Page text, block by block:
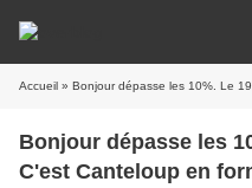
Accueil » Bonjour dépasse les 10%. Le 19h45, C à
Bonjour dépasse les
C'est Canteloup en